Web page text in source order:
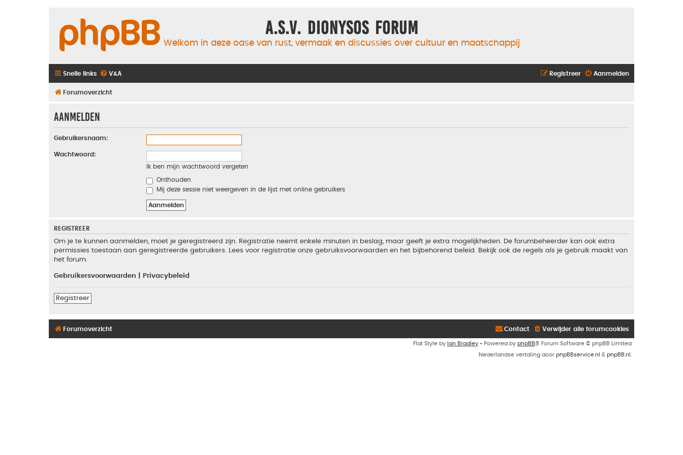
A.S.V. Dionysos Forum
Welkom in deze oase van rust, vermaak en discussies over cultuur en maatschappij
Snelle links V&A Aanmelden
Registreer
Forumoverzicht
Aanmelden
Gebruikersnaam:
Wachtwoord:
Ik ben mijn wachtwoord vergeten
Onthouden
Mij deze sessie niet weergeven in de lijst met online gebruikers
REGISTREER
Om je te kunnen aanmelden, moet je geregistreerd zijn. Registratie neemt enkele minuten in beslag, maar geeft je extra mogelijkheden. De forumbeheerder kan ook extra
permissies toestaan aan geregistreerde gebruikers. Lees voor registratie onze gebruiksvoorwaarden en het bijbehorend beleid. Bekijk ook de regels als je gebruik maakt van
het forum.
Gebruikersvoorwaarden Privacybeleid
Registreer
Forumoverzicht Verwijder alle forumcookies
Contact
Flat Style by Ian Bradley • Powered by phpBB® Forum Software © phpBB Limited
Nederlandse vertaling door phpBBservice.nl & phpBB.nl